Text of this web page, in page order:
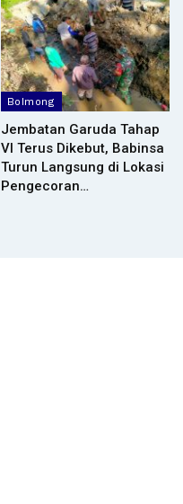
Bolmong
Jembatan Garuda Tahap
VI Terus Dikebut, Babinsa
Turun Langsung di Lokasi
Pengecoran…